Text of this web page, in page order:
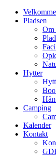
Pladsen
Om
Hytter
Camping
Kalender
Kontakt